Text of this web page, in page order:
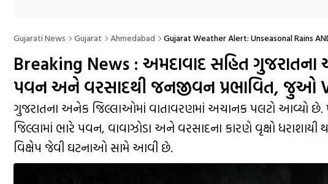
Gujarati News Gujarat Ahmedabad Gujarat Weather Alert: Unseasonal Rains
Breaking News : અમદાવાદ સહિત
પવન અને વરસાદથી જનજીવન પ્રભાવિત, જુઓ
ગુજરાતના અનેક જિલ્લાઓમાં વાતાવરણમાં અચાનક પલટો આવ્યો છે.
જિલ્લામાં ભારે પવન, વાવાઝોડા અને વરસાદના કારણે વૃક્ષો
વિક્ષેપ જેવી ઘટનાઓ સામે આવી છે.